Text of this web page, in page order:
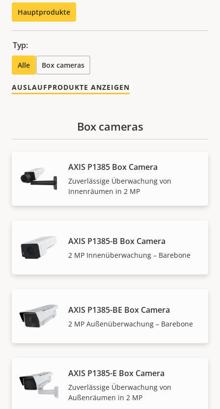
Hauptprodukte
Typ:
Alle Box cameras
AUSLAUFPRODUKTE ANZEIGEN
Box cameras
AXIS P1385 Box Camera
Zuverlässige Überwachung von
Innenräumen in 2 MP
AXIS P1385-B Box Camera
2 MP Innenüberwachung – Barebone
AXIS P1385-BE Box Camera
2 MP Außenüberwachung – Barebone
AXIS P1385-E Box Camera
Zuverlässige Überwachung von
Außenräumen in 2 MP